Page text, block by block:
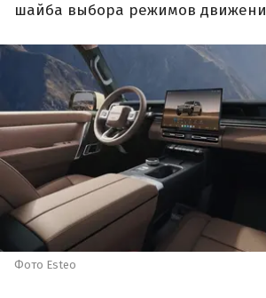
шайба выбора режимов
Фото Esteo